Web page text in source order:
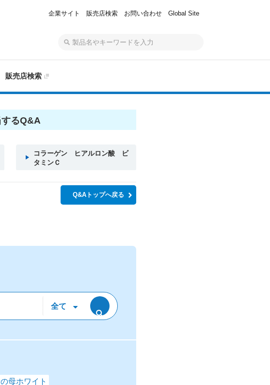
企業サイト 販売店検索 お問い合わせ Global Site
販売店検索
るQ&A
コラーゲン ヒアルロン酸 ビ
タミンＣ
Q&Aトップへ戻る
母ホワイト